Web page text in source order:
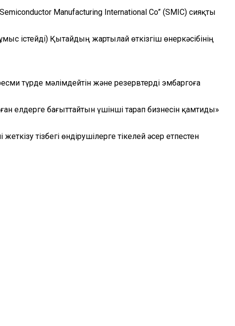
Manufacturing International Co” (SMIC) сияқты
істейді) Қытайдың жартылай өткізгіш өнеркәсібінің
түрде мәлімдейтін және резервтерді эмбаргоға
елдерге бағыттайтын үшінші тарап бизнесін қамтиды»
тізбегі өндірушілерге тікелей әсер етпестен